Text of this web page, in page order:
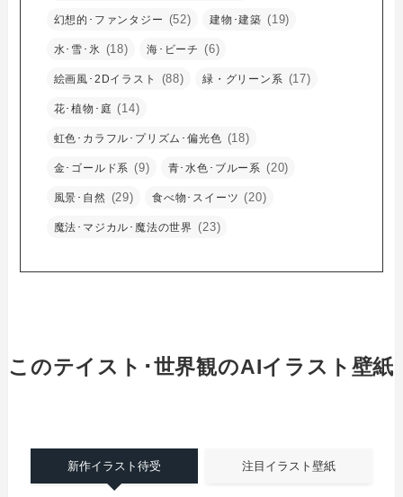
幻想的･ファンタジー (52) 建物･建築 (19)
水･雪･氷 (18) 海･ビーチ (6)
絵画風･2Dイラスト (88) 緑・グリーン系 (17)
花･植物･庭 (14)
虹色･カラフル･プリズム･偏光色 (18)
金･ゴールド系 (9) 青･水色･ブルー系 (20)
風景･自然 (29) 食べ物･スイーツ (20)
魔法･マジカル･魔法の世界 (23)
このテイスト･世界観のAIイラスト壁紙
新作イラスト待受 注目イラスト壁紙